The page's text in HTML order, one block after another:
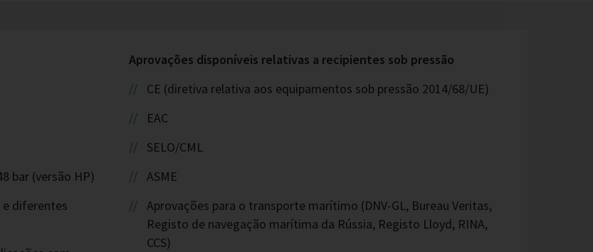
bar (versão HP)
diferentes
Aprovações disponíveis relativas a recipientes sob pressão
CE (diretiva relativa aos equipamentos sob pressão 2014/68/UE)
EAC
SELO/CML
ASME
Aprovações para o transporte marítimo (DNV-GL, Bureau Veritas,
Registo de navegação marítima da Rússia, Registo Lloyd, RINA,
CCS)